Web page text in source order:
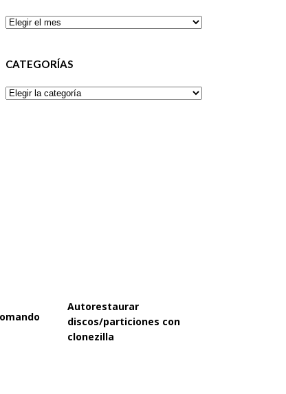
Archivos
CATEGORÍAS
Categorías
Autorestaurar
discos/particiones con
clonezilla